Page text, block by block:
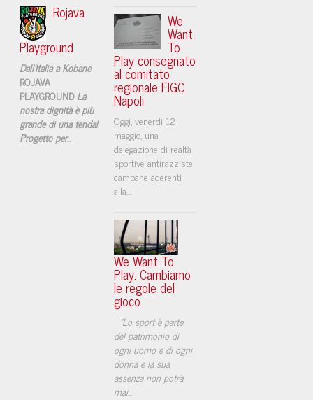
Rojava
Playground
Dall'Italia a Kobane
ROJAVA
PLAYGROUND La
nostra dignità è più
grande di una tenda!
Progetto per...
We
Want
To
Play consegnato
al comitato
regionale FIGC
Napoli
​Oggi, venerdi 12
maggio, una
delegazione di realtà
sportive antirazziste
campane aderenti
alla...
We Want To
Play. Cambiamo
le regole del
gioco
"Lo sport è parte
del patrimonio di
ogni uomo e di ogni
donna e la sua
assenza non potrà
mai...